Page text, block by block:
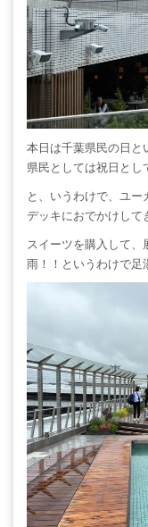
本日は千葉県民の日と
県民としては祝日とし
と、いうわけで、ユ
デッキにおでかけして
スイーツを購入して
雨！！というわけで足